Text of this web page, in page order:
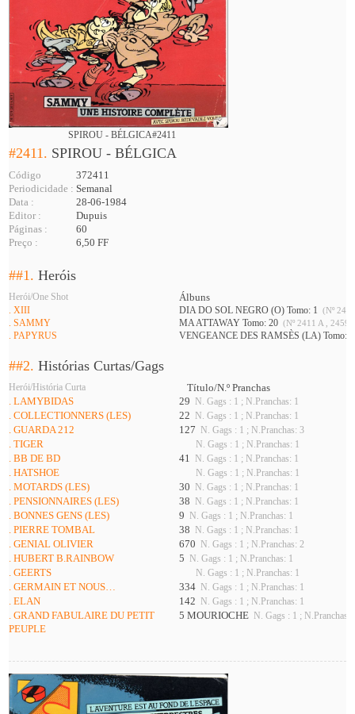
SPIROU - BÉLGICA#2411
#2411. SPIROU - BÉLGICA
Código
372411
Periodicidade : Semanal
Data :
28-06-1984
Editor :
Dupuis
Páginas :
60
Preço :
6,50 FF
##1.Heróis
Herói/One Shot Álbuns
. XIII DIA DO SOL NEGRO (O) Tomo: 1 (Nº
. SAMMY MA ATTAWAY Tomo: 20 (Nº 2411 A ,
. PAPYRUS VENGEANCE DES RAMSÈS (LA) Tomo:
##2.Histórias Curtas/Gags
Herói/História Curta
Título/N.º Pranchas
. LAMYBIDAS
29 N. Gags : 1 ; N.Pranchas: 1
. COLLECTIONNERS (LES) 22 N. Gags : 1 ; N.Pranchas: 1
. GUARDA 212 127 N. Gags : 1 ; N.Pranchas: 3
. TIGER N. Gags : 1 ; N.Pranchas: 1
. BB DE BD 41 N. Gags : 1 ; N.Pranchas: 1
. HATSHOE N. Gags : 1 ; N.Pranchas: 1
. MOTARDS (LES) 30 N. Gags : 1 ; N.Pranchas: 1
. PENSIONNAIRES (LES) 38 N. Gags : 1 ; N.Pranchas: 1
. BONNES GENS (LES) 9 N. Gags : 1 ; N.Pranchas: 1
. PIERRE TOMBAL 38 N. Gags : 1 ; N.Pranchas: 1
. GENIAL OLIVIER 670 N. Gags : 1 ; N.Pranchas: 2
. HUBERT B.RAINBOW 5 N. Gags : 1 ; N.Pranchas: 1
. GEERTS N. Gags : 1 ; N.Pranchas: 1
. GERMAIN ET NOUS… 334 N. Gags : 1 ; N.Pranchas: 1
. ELAN 142 N. Gags : 1 ; N.Pranchas: 1
. GRAND FABULAIRE DU PETIT
PEUPLE
5 MOURIOCHE N. Gags : 1 ; N.Pranchas: